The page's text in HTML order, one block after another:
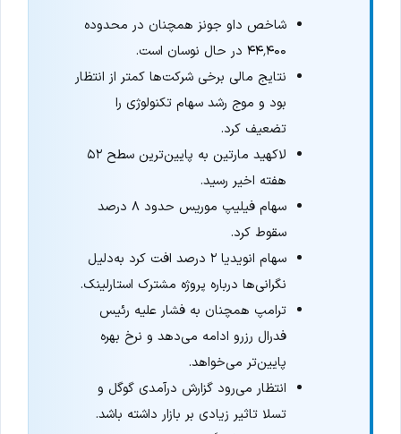
شاخص داو جونز همچنان در محدوده
۴۴٬۴۰۰ در حال نوسان است.
نتایج مالی برخی شرکت‌ها کمتر از انتظار
بود و موج رشد سهام تکنولوژی را
تضعیف کرد.
لاکهید مارتین به پایین‌ترین سطح ۵۲
هفته اخیر رسید.
سهام فیلیپ موریس حدود ۸ درصد
سقوط کرد.
سهام انویدیا ۲ درصد افت کرد به‌دلیل
نگرانی‌ها درباره پروژه مشترک استارلینک.
ترامپ همچنان به فشار علیه رئیس
فدرال رزرو ادامه می‌دهد و نرخ بهره
پایین‌تر می‌خواهد.
انتظار می‌رود گزارش درآمدی گوگل و
تسلا تاثیر زیادی بر بازار داشته باشد.